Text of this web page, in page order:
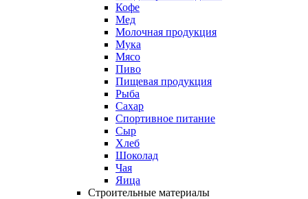
Кофе
Мед
Молочная продукция
Мука
Мясо
Пиво
Пищевая продукция
Рыба
Сахар
Спортивное питание
Сыр
Хлеб
Шоколад
Чая
Яица
Строительные материалы